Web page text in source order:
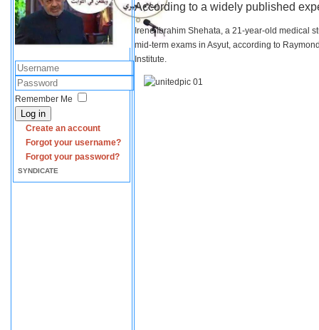
Remember Me
Log in
Create an account
Forgot your username?
Forgot your password?
SYNDICATE
According to a widely published
Irene Ibrahim Shehata, a 21-year-old medical
mid-term exams in Asyut, according to
Institute.